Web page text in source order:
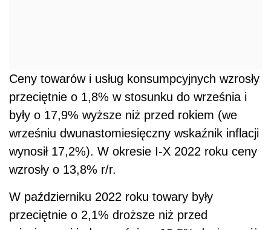
Ceny towarów i usług konsumpcyjnych wzrosły
przeciętnie o 1,8% w stosunku do września i
były o 17,9% wyższe niż przed rokiem (we
wrześniu dwunastomiesięczny wskaźnik inflacji
wynosił 17,2%). W okresie I-X 2022 roku ceny
wzrosły o 13,8% r/r.
W październiku 2022 roku towary były
przeciętnie o 2,1% droższe niż przed